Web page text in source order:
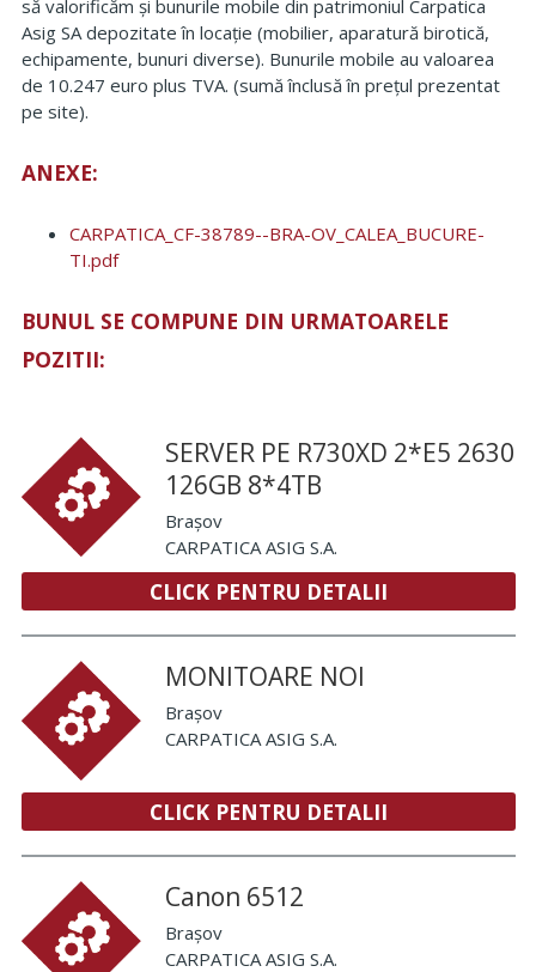
să valorificăm și bunurile mobile din patrimoniul Carpatica
Asig SA depozitate în locație (mobilier, aparatură birotică,
echipamente, bunuri diverse). Bunurile mobile au valoarea
de 10.247 euro plus TVA. (sumă înclusă în prețul prezentat
pe site).
ANEXE:
CARPATICA_CF-38789--BRA-OV_CALEA_BUCURE-
TI.pdf
BUNUL SE COMPUNE DIN URMATOARELE
POZITII:
SERVER PE R730XD 2*E5 2630
126GB 8*4TB
Brașov
CARPATICA ASIG S.A.
CLICK PENTRU DETALII
MONITOARE NOI
Brașov
CARPATICA ASIG S.A.
CLICK PENTRU DETALII
Canon 6512
Brașov
CARPATICA ASIG S.A.